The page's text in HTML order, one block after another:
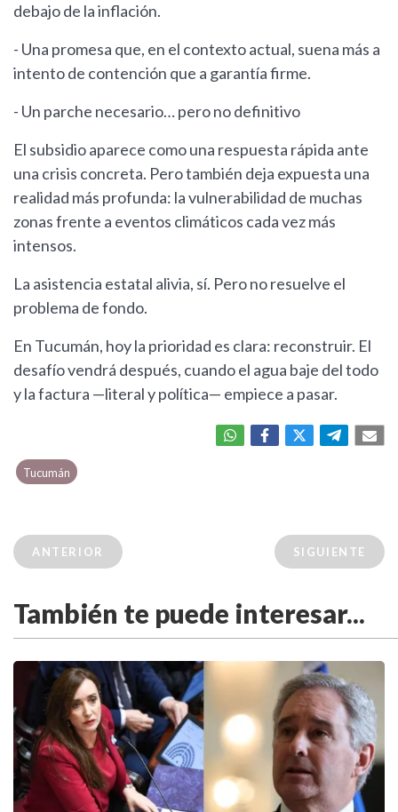
debajo de la inflación.
- Una promesa que, en el contexto actual, suena más a
intento de contención que a garantía firme.
- Un parche necesario… pero no definitivo
El subsidio aparece como una respuesta rápida ante
una crisis concreta. Pero también deja expuesta una
realidad más profunda: la vulnerabilidad de muchas
zonas frente a eventos climáticos cada vez más
intensos.
La asistencia estatal alivia, sí. Pero no resuelve el
problema de fondo.
En Tucumán, hoy la prioridad es clara: reconstruir. El
desafío vendrá después, cuando el agua baje del todo
y la factura —literal y política— empiece a pasar.
Tucumán
ANTERIOR SIGUIENTE
También te puede interesar...